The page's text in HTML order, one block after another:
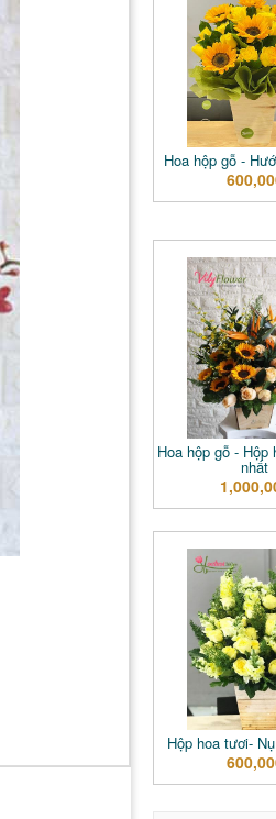
Hoa hộp gỗ -
Hoa hộp gỗ - Hộp
nhất
Hộp hoa tươi-